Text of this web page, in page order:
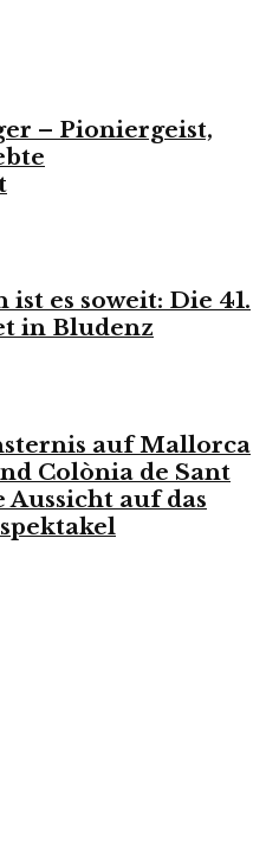
– Pioniergeist,
es soweit: Die 41.
in Bludenz
auf Mallorca
Colònia de Sant
Aussicht auf das